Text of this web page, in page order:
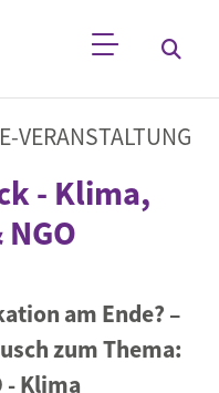
VERANSTALTUNG
- Klima,
am Ende? –
zum Thema:
- Klima